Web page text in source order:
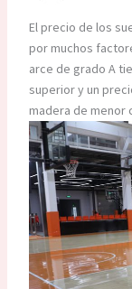
El precio de los
por muchos
arce de grado A
superior y un
madera de menor